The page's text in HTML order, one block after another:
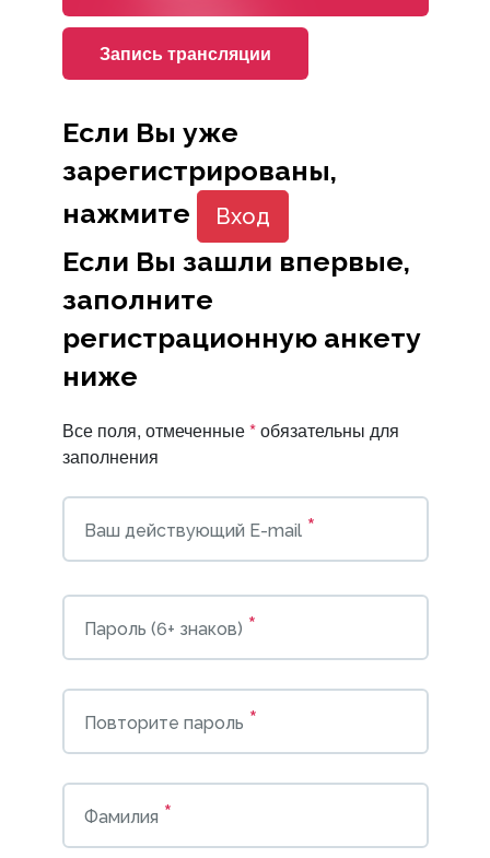
Запись трансляции
Если Вы уже
зарегистрированы,
нажмите
Вход
Если Вы зашли впервые,
заполните
регистрационную анкету
ниже
Все поля, отмеченные*обязательны для
заполнения
Ваш действующий E-mail *
Пароль (6+ знаков) *
Повторите пароль *
Фамилия *